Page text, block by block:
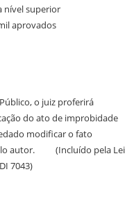
nível superior
aprovados
o juiz proferirá
do ato de improbidade
modificar o fato
autor. (Incluído pela Lei
7043)